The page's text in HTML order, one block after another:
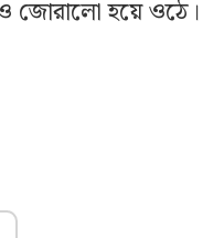
জোরালো হয়ে ওঠে।